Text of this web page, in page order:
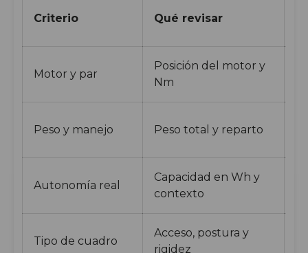
Criterio Qué revisar
Motor y par
Posición del motor y
Nm
Peso y manejo Peso total y reparto
Autonomía real
Capacidad en Wh y
contexto
Tipo de cuadro
Acceso, postura y
rigidez